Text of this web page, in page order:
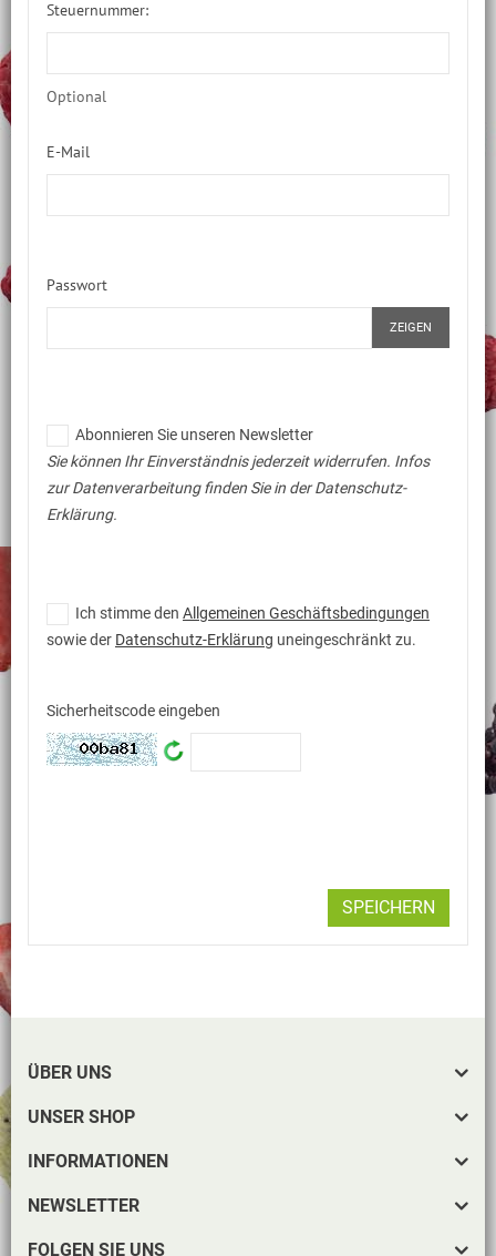
Steuernummer:
Optional
E-Mail
Passwort
ZEIGEN
Abonnieren Sie unseren Newsletter
Sie können Ihr Einverständnis jederzeit widerrufen. Infos
zur Datenverarbeitung finden Sie in der Datenschutz-
Erklärung.
Ich stimme den Allgemeinen Geschäftsbedingungen
sowie der Datenschutz-Erklärung uneingeschränkt zu.
Sicherheitscode eingeben
SPEICHERN
ÜBER UNS
UNSER SHOP
INFORMATIONEN
NEWSLETTER
FOLGEN SIE UNS